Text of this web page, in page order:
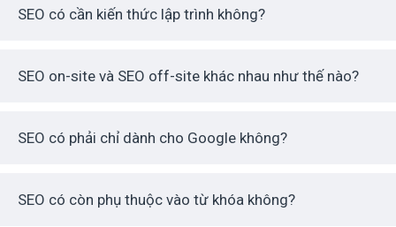
SEO có cần kiến thức lập trình không?
SEO on-site và SEO off-site khác nhau như thế nào?
SEO có phải chỉ dành cho Google không?
SEO có còn phụ thuộc vào từ khóa không?